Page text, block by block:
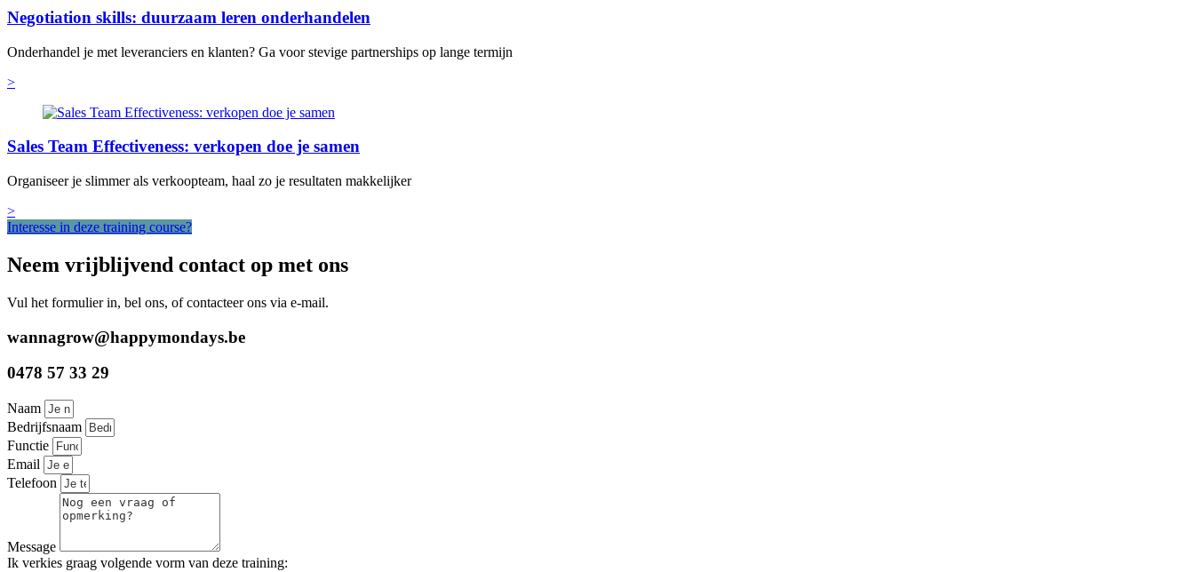
Negotiation skills: duurzaam leren onderhandelen
Onderhandel je met leveranciers en klanten? Ga voor stevige partnerships op lange termijn
>
Sales Team Effectiveness: verkopen doe je samen
Organiseer je slimmer als verkoopteam, haal zo je resultaten makkelijker
>
Interesse in deze training course?
Neem vrijblijvend contact op met ons
Vul het formulier in, bel ons, of contacteer ons via e-mail.
wannagrow@happymondays.be
0478 57 33 29
Naam
Bedrijfsnaam
Functie
Email
Telefoon
Message
Ik verkies graag volgende vorm van deze training: